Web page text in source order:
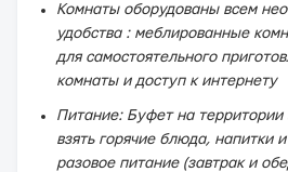
Комнаты оборудованы всем
удобства : меблированные
для самостоятельного
комнаты и доступ к интернету
Питание: Буфет на территории
взять горячие блюда, напитки
разовое питание (завтрак и